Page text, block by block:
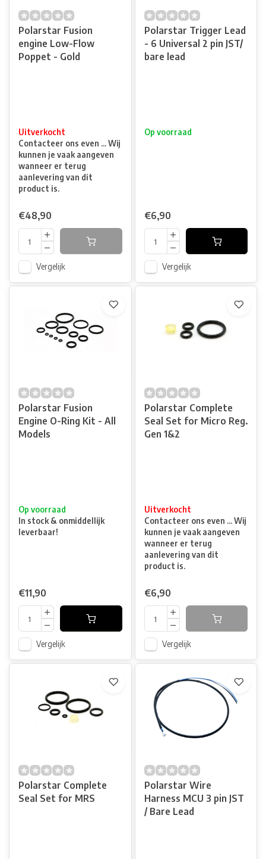
Polarstar Fusion
engine Low-Flow
Poppet - Gold
Uitverkocht
Contacteer ons even ... Wij
kunnen je vaak aangeven
wanneer er terug
aanlevering van dit
product is.
€48,90
Vergelijk
Polarstar Trigger Lead
- 6 Universal 2 pin JST/
bare lead
Op voorraad
€6,90
Vergelijk
Polarstar Fusion
Engine O-Ring Kit - All
Models
Op voorraad
In stock & onmiddellijk
leverbaar!
€11,90
Vergelijk
Polarstar Complete
Seal Set for Micro Reg.
Gen 1&2
Uitverkocht
Contacteer ons even ... Wij
kunnen je vaak aangeven
wanneer er terug
aanlevering van dit
product is.
€6,90
Vergelijk
Polarstar Complete
Seal Set for MRS
Polarstar Wire
Harness MCU 3 pin JST
/ Bare Lead